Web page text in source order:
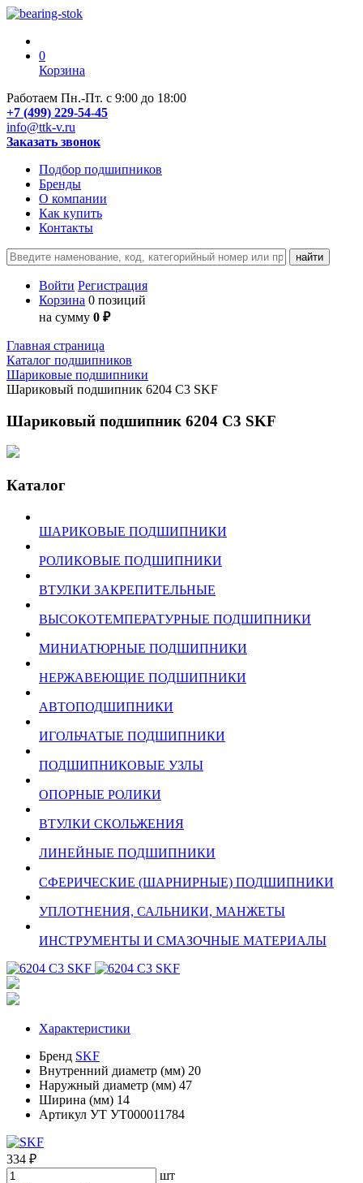
0
Корзина
Работаем Пн.-Пт. с 9:00 до 18:00
+7 (499) 229-54-45
info@ttk-v.ru
Заказать звонок
Подбор подшипников
Бренды
О компании
Как купить
Контакты
Войти Регистрация
Корзина 0 позиций
на сумму 0 ₽
Главная страница
Каталог подшипников
Шариковые подшипники
Шариковый подшипник 6204 C3 SKF
Шариковый подшипник 6204 C3 SKF
Каталог
ШАРИКОВЫЕ ПОДШИПНИКИ
РОЛИКОВЫЕ ПОДШИПНИКИ
ВТУЛКИ ЗАКРЕПИТЕЛЬНЫЕ
ВЫСОКОТЕМПЕРАТУРНЫЕ ПОДШИПНИКИ
МИНИАТЮРНЫЕ ПОДШИПНИКИ
НЕРЖАВЕЮЩИЕ ПОДШИПНИКИ
АВТОПОДШИПНИКИ
ИГОЛЬЧАТЫЕ ПОДШИПНИКИ
ПОДШИПНИКОВЫЕ УЗЛЫ
ОПОРНЫЕ РОЛИКИ
ВТУЛКИ СКОЛЬЖЕНИЯ
ЛИНЕЙНЫЕ ПОДШИПНИКИ
СФЕРИЧЕСКИЕ (ШАРНИРНЫЕ) ПОДШИПНИКИ
УПЛОТНЕНИЯ, САЛЬНИКИ, МАНЖЕТЫ
ИНСТРУМЕНТЫ И СМАЗОЧНЫЕ МАТЕРИАЛЫ
Характеристики
Бренд SKF
Внутренний диаметр (мм) 20
Наружный диаметр (мм) 47
Ширина (мм) 14
Артикул УТ УТ000011784
334 ₽
шт